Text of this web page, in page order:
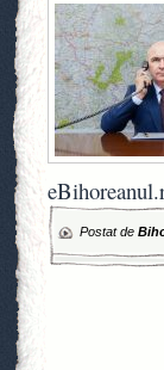
Postat de